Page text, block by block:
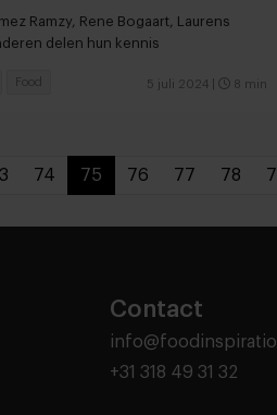
Ramzy, Rene Bogaart, Laurens
delen hun kennis
5 juli 2024 8 min
Food
74 75 76 77 78
Contact
+31 318 49 31 32